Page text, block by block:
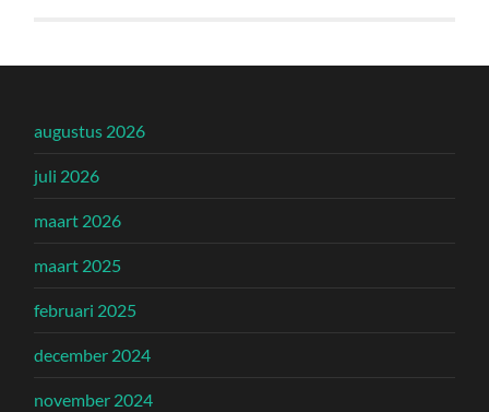
augustus 2026
juli 2026
maart 2026
maart 2025
februari 2025
december 2024
november 2024